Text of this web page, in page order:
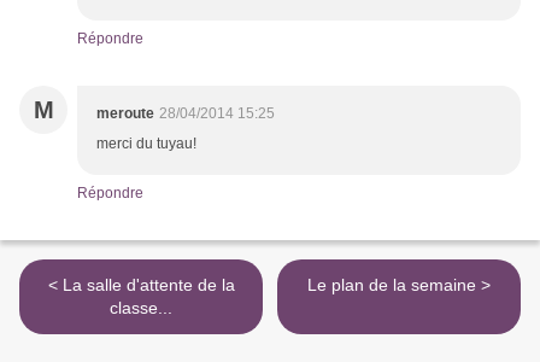
Répondre
M meroute 28/04/2014 15:25
merci du tuyau!
Répondre
< La salle d'attente de la
classe...
Le plan de la semaine >